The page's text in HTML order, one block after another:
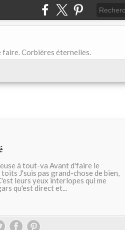
faire. Corbières éternelles.
à tout-va Avant d'faire le
J'suis pas grand-chose de bien,
leurs yeux interlopes qui me
qu'est direct et...